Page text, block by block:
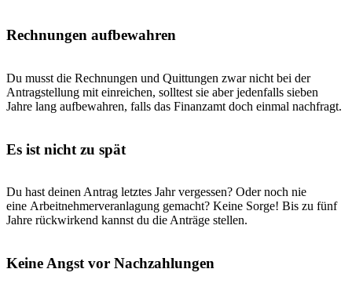
Rechnungen aufbewahren
Du musst die Rechnungen und Quittungen zwar nicht bei der
Antragstellung mit einreichen, solltest sie aber jedenfalls sieben
Jahre lang aufbewahren, falls das Finanzamt doch einmal nachfragt.
Es ist nicht zu spät
Du hast deinen Antrag letztes Jahr vergessen? Oder noch nie
eine Arbeitnehmerveranlagung gemacht? Keine Sorge! Bis zu fünf
Jahre rückwirkend kannst du die Anträge stellen.
Keine Angst vor Nachzahlungen